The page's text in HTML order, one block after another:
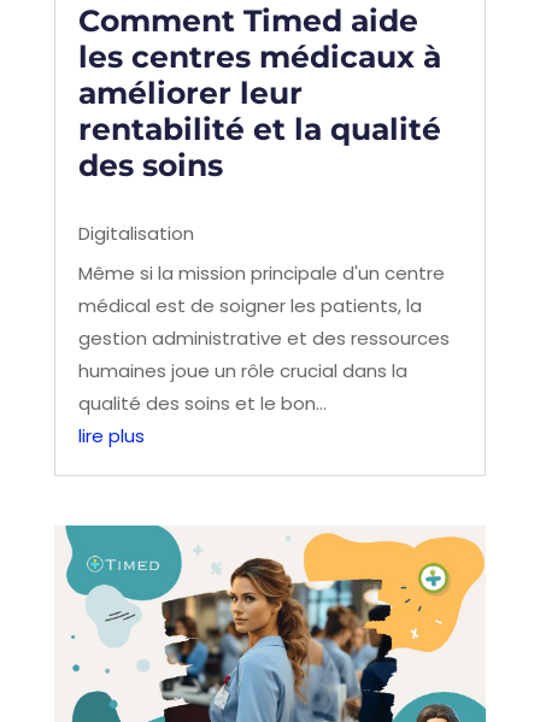
Comment Timed aide
les centres médicaux à
améliorer leur
rentabilité et la qualité
des soins
Digitalisation
Même si la mission principale d'un centre
médical est de soigner les patients, la
gestion administrative et des ressources
humaines joue un rôle crucial dans la
qualité des soins et le bon...
lire plus